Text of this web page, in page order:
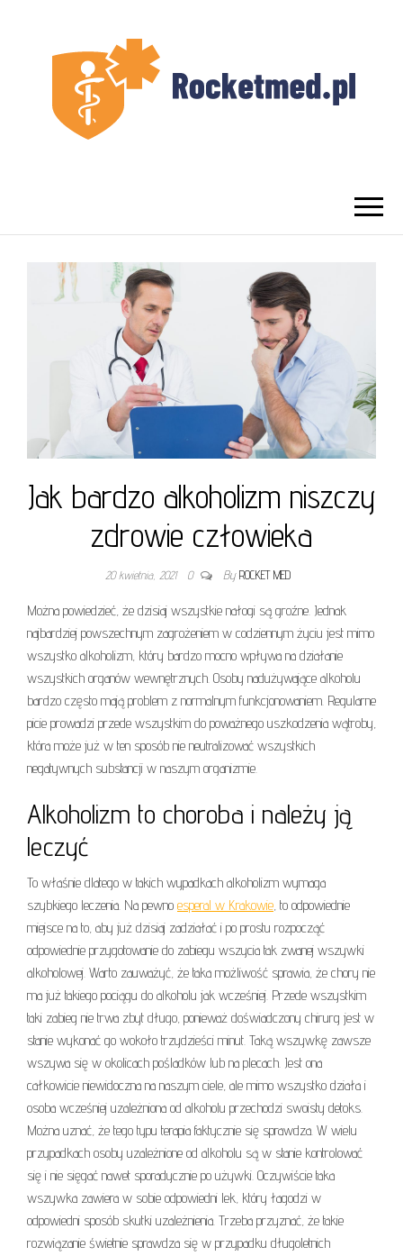
WARSZAWA
Jak bardzo alkoholizm niszczy
zdrowie człowieka
20 kwietnia, 2021 0 By ROCKET MED
Można powiedzieć, że dzisiaj wszystkie nałogi są groźne. Jednak
najbardziej powszechnym zagrożeniem w codziennym życiu jest mimo
wszystko alkoholizm, który bardzo mocno wpływa na działanie
wszystkich organów wewnętrznych. Osoby nadużywające alkoholu
bardzo często mają problem z normalnym funkcjonowaniem. Regularne
picie prowadzi przede wszystkim do poważnego uszkodzenia wątroby,
która może już w ten sposób nie neutralizować wszystkich
negatywnych substancji w naszym organizmie.
Alkoholizm to choroba i należy ją
leczyć
To właśnie dlatego w takich wypadkach alkoholizm wymaga
szybkiego leczenia. Na pewno esperal w Krakowie, to odpowiednie
miejsce na to, aby już dzisiaj zadziałać i po prostu rozpocząć
odpowiednie przygotowanie do zabiegu wszycia tak zwanej wszywki
alkoholowej. Warto zauważyć, że taka możliwość sprawia, że chory nie
ma już takiego pociągu do alkoholu jak wcześniej. Przede wszystkim
taki zabieg nie trwa zbyt długo, ponieważ doświadczony chirurg jest w
stanie wykonać go wokoło trzydzieści minut. Taką wszywkę zawsze
wszywa się w okolicach pośladków lub na plecach. Jest ona
całkowicie niewidoczna na naszym ciele, ale mimo wszystko działa i
osoba wcześniej uzależniona od alkoholu przechodzi swoisty detoks.
Można uznać, że tego typu terapia faktycznie się sprawdza. W wielu
przypadkach osoby uzależnione od alkoholu są w stanie kontrolować
się i nie sięgać nawet sporadycznie po używki. Oczywiście taka
wszywka zawiera w sobie odpowiedni lek, który łagodzi w
odpowiedni sposób skutki uzależnienia. Trzeba przyznać, że takie
rozwiązanie świetnie sprawdza się w przypadku długoletnich